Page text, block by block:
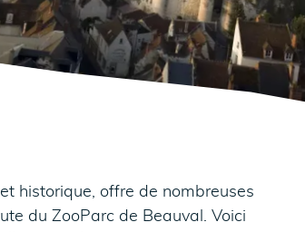
historique, offre de nombreuses
du ZooParc de Beauval. Voici